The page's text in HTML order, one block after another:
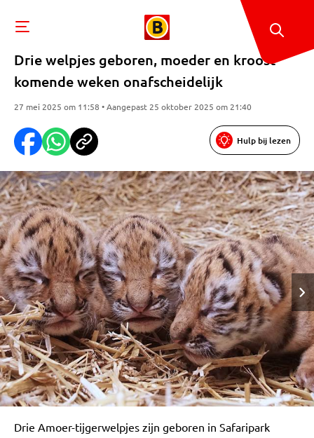
Drie welpjes geboren, moeder en kroost
komende weken onafscheidelijk
27 mei 2025 om 11:58 • Aangepast 25 oktober 2025 om 21:40
Hulp bij lezen
Drie Amoer-tijgerwelpjes zijn geboren in Safaripark